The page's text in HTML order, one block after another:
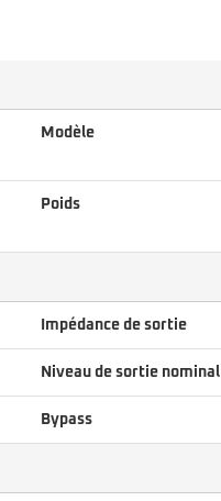
Modèle
Poids
Impédance de sortie
Niveau de sortie nominal
Bypass